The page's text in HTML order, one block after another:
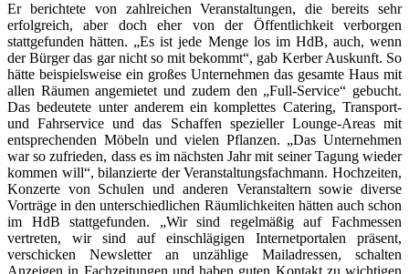
Er berichtete von zahlreichen Veranstaltungen, die bereits sehr
erfolgreich, aber doch eher von der Öffentlichkeit verborgen
stattgefunden hätten. „Es ist jede Menge los im HdB, auch, wenn
der Bürger das gar nicht so mit bekommt“, gab Kerber Auskunft. So
hätte beispielsweise ein großes Unternehmen das gesamte Haus mit
allen Räumen angemietet und zudem den „Full-Service“ gebucht.
Das bedeutete unter anderem ein komplettes Catering, Transport-
und Fahrservice und das Schaffen spezieller Lounge-Areas mit
entsprechenden Möbeln und vielen Pflanzen. „Das Unternehmen
war so zufrieden, dass es im nächsten Jahr mit seiner Tagung wieder
kommen will“, bilanzierte der Veranstaltungsfachmann. Hochzeiten,
Konzerte von Schulen und anderen Veranstaltern sowie diverse
Vorträge in den unterschiedlichen Räumlichkeiten hätten auch schon
im HdB stattgefunden. „Wir sind regelmäßig auf Fachmessen
vertreten, wir sind auf einschlägigen Internetportalen präsent,
verschicken Newsletter an unzählige Mailadressen, schalten